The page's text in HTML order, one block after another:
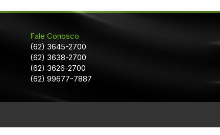
Fale Conosco
(62) 3645-2700
(62) 3638-2700
(62) 3626-2700
(62) 99677-7887